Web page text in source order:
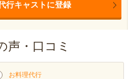
行キャストに登録
声・口コミ
お料理代行